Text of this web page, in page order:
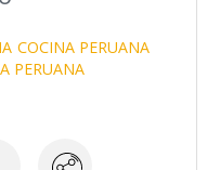
COCINA PERUANA
PERUANA